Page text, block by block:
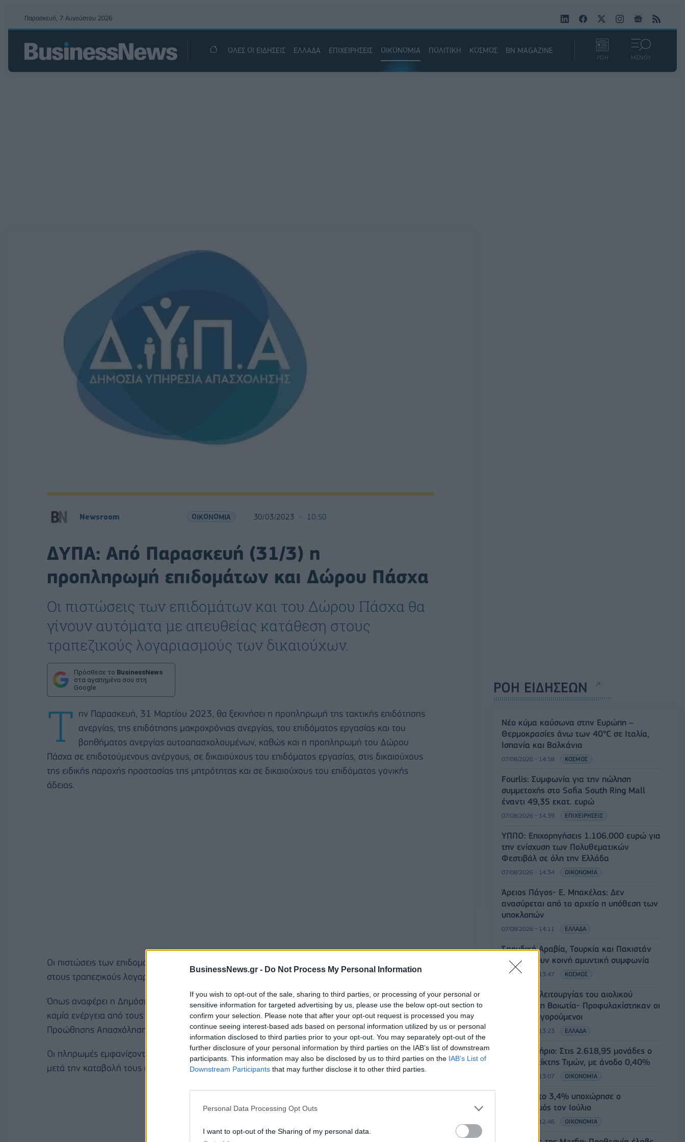
BusinessNews.gr - Do Not Process My Personal Information
If you wish to opt-out of the sale, sharing to third parties, or processing of your personal or
sensitive information for targeted advertising by us, please use the below opt-out section to
confirm your selection. Please note that after your opt-out request is processed you may
continue seeing interest-based ads based on personal information utilized by us or personal
information disclosed to third parties prior to your opt-out. You may separately opt-out of the
further disclosure of your personal information by third parties on the IAB’s list of downstream
participants. This information may also be disclosed by us to third parties on the IAB’s List of
Downstream Participants that may further disclose it to other third parties.
Personal Data Processing Opt Outs
I want to opt-out of the Sharing of my personal data.
Παρασκευή, 7 Αυγούστου 2026
ΟΛΕΣ ΟΙ ΕΙΔΗΣΕΙΣ ΕΛΛΑΔΑ ΕΠΙΧΕΙΡΗΣΕΙΣ ΟΙΚΟΝΟΜΙΑ ΠΟΛΙΤΙΚΗ ΚΟΣΜΟΣ BN MAGAZINE
ΡΟΗ ΜΕΝΟΥ
Newsroom ΟΙΚΟΝΟΜΙΑ 30/03/2023 10:50
ΔΥΠΑ: Από Παρασκευή (31/3) η
προπληρωμή επιδομάτων και Δώρου Πάσχα
Οι πιστώσεις των επιδομάτων και του Δώρου Πάσχα θα
γίνουν αυτόματα με απευθείας κατάθεση στους
τραπεζικούς λογαριασμούς των δικαιούχων.
Πρόσθεσε το BusinessNews
στα αγαπημένα σου στη
Google
Τ ην Παρασκευή, 31 Μαρτίου 2023, θα ξεκινήσει η προπληρωμή της τακτικής επιδότησης
ανεργίας, της επιδότησης μακροχρόνιας ανεργίας, του επιδόματος εργασίας και του
βοηθήματος ανεργίας αυτοαπασχολουμένων, καθώς και η προπληρωμή του Δώρου
Πάσχα σε επιδοτούμενους ανέργους, σε δικαιούχους του επιδόματος εργασίας, στις δικαιούχους
της ειδικής παροχής προστασίας της μητρότητας και σε δικαιούχους του επιδόματος γονικής
άδειας.
Οι πιστώσεις των επιδομάτων και του Δώρου Πάσχα θα γίνουν αυτόματα με απευθείας κατάθεση
στους τραπεζικούς λογαριασμούς των δικαιούχων.
Όπως αναφέρει η Δημόσια Υπηρεσία Απασχόλησης (ΔΥΠΑ) σε ανακοίνωσή της, δεν απαιτείται
καμία ενέργεια από τους δικαιούχους και δεν υφίσταται κανένας λόγος προσέλευσης στα Κέντρα
Προώθησης Απασχόλησης (ΚΠΑ2).
Οι πληρωμές εμφανίζονται στους τραπεζικούς λογαριασμούς εντός τριών εργάσιμων ημερών,
μετά την καταβολή τους από τη ΔΥΠΑ.
ΡΟΗ ΕΙΔΗΣΕΩΝ
Νέο κύμα καύσωνα στην Ευρώπη –
Θερμοκρασίες άνω των 40°C σε Ιταλία,
Ισπανία και Βαλκάνια
07/08/2026 - 14:58 ΚΟΣΜΟΣ
Fourlis: Συμφωνία για την πώληση
συμμετοχής στο Sofia South Ring Mall
έναντι 49,35 εκατ. ευρώ
07/08/2026 - 14:39 ΕΠΙΧΕΙΡΗΣΕΙΣ
ΥΠΠΟ: Επιχορηγήσεις 1.106.000 ευρώ για
την ενίσχυση των Πολυθεματικών
Φεστιβάλ σε όλη την Ελλάδα
07/08/2026 - 14:34 ΟΙΚΟΝΟΜΙΑ
Άρειος Πάγος- Ε. Μπακέλας: Δεν
ανασύρεται από το αρχείο η υπόθεση των
υποκλοπών
07/08/2026 - 14:11 ΕΛΛΑΔΑ
Σαουδική Αραβία, Τουρκία και Πακιστάν
υπογράφουν κοινή αμυντική συμφωνία
07/08/2026 - 13:47 ΚΟΣΜΟΣ
Αναστολή λειτουργίας του αιολικού
πάρκου στη Βοιωτία- Προφυλακίστηκαν οι
τρεις κατηγορούμενοι
07/08/2026 - 13:23 ΕΛΛΑΔΑ
Χρηματιστήριο: Στις 2.618,95 μονάδες ο
Γενικός Δείκτης Τιμών, με άνοδο 0,40%
07/08/2026 - 13:07 ΟΙΚΟΝΟΜΙΑ
ΕΛΣΤΑΤ: Στο 3,4% υποχώρησε ο
πληθωρισμός τον Ιούλιο
07/08/2026 - 12:46 ΟΙΚΟΝΟΜΙΑ